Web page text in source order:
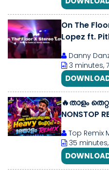
On The
Lopez ft.
Danny
3 minutes,
🔥താളം
NONSTOP
Top Remix
35